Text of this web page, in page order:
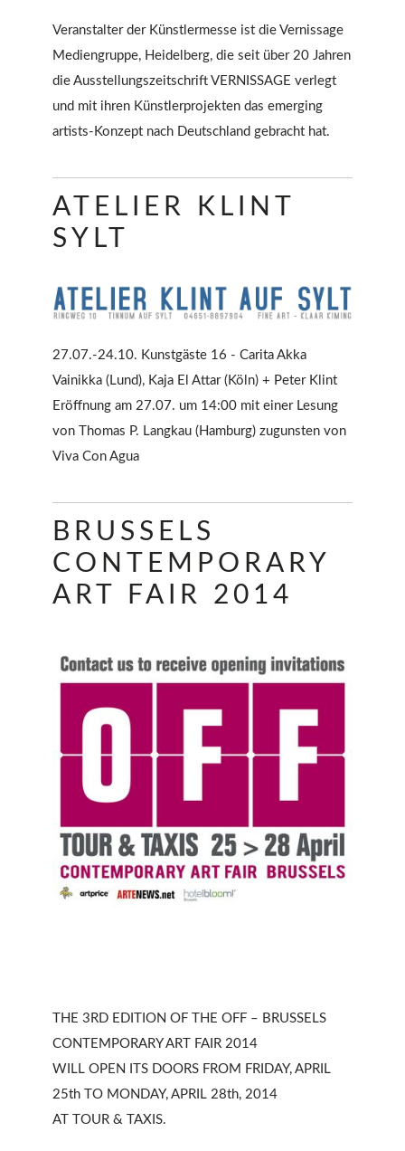
Veranstalter der Künstlermesse ist die Vernissage
Mediengruppe, Heidelberg, die seit über 20 Jahren
die Ausstellungszeitschrift VERNISSAGE verlegt
und mit ihren Künstlerprojekten das emerging
artists-Konzept nach Deutschland gebracht hat.
ATELIER KLINT
SYLT
27.07.-24.10. Kunstgäste 16 - Carita Akka
Vainikka (Lund), Kaja El Attar (Köln) + Peter Klint
Eröffnung am 27.07. um 14:00 mit einer Lesung
von Thomas P. Langkau (Hamburg) zugunsten von
Viva Con Agua
BRUSSELS
CONTEMPORARY
ART FAIR 2014
THE 3RD EDITION OF THE OFF – BRUSSELS
CONTEMPORARY ART FAIR 2014
WILL OPEN ITS DOORS FROM FRIDAY, APRIL
25th TO MONDAY, APRIL 28th, 2014
AT TOUR & TAXIS.